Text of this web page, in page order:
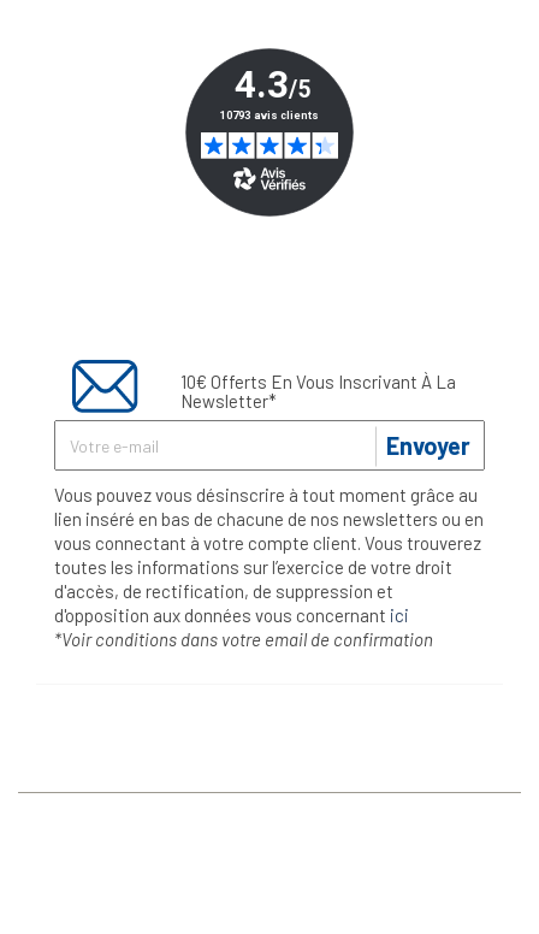
10€ Offerts En Vous Inscrivant À La
Newsletter*
Envoyer
Vous pouvez vous désinscrire à tout moment grâce au
lien inséré en bas de chacune de nos newsletters ou en
vous connectant à votre compte client. Vous trouverez
toutes les informations sur l’exercice de votre droit
d'accès, de rectification, de suppression et
d'opposition aux données vous concernant ici
*Voir conditions dans votre email de confirmation